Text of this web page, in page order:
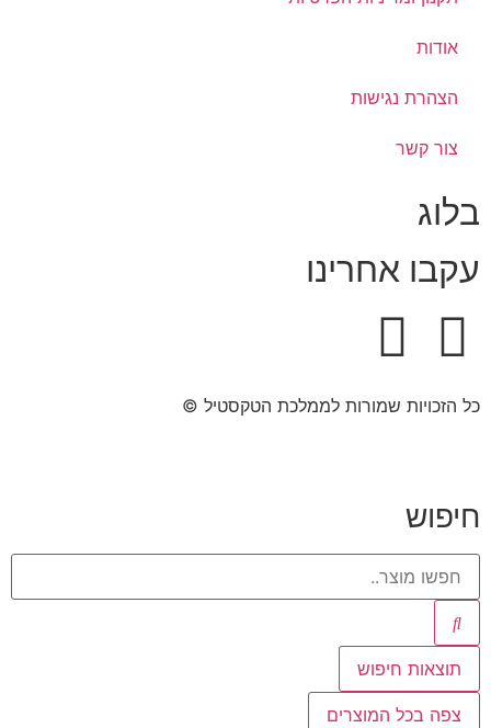
אודות
הצהרת נגישות
צור קשר
בלוג
עקבו אחרינו
כל הזכויות שמורות לממלכת הטקסטיל ©​
חיפוש
תוצאות חיפוש
צפה בכל המוצרים